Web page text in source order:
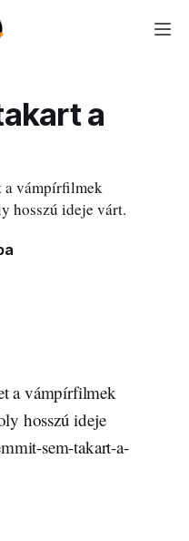
a
a vámpírfilmek
hosszú ideje várt.
a vámpírfilmek
hosszú ideje
sem-takart-a-